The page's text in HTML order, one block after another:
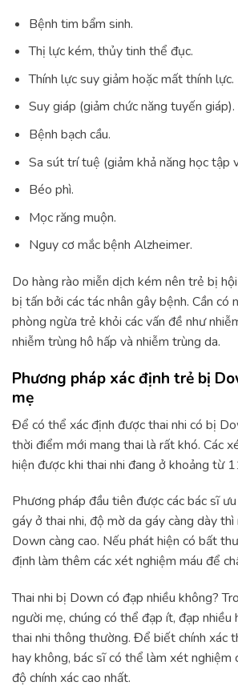
Bệnh tim bẩm sinh.
Thị lực kém, thủy tinh thể đục.
Thính lực suy giảm hoặc mất thính lực.
Suy giáp (giảm chức năng tuyến giáp).
Bệnh bạch cầu.
Sa sút trí tuệ (giảm khả năng học tập
Béo phì.
Mọc răng muộn.
Nguy cơ mắc bệnh Alzheimer.
Do hàng rào miễn dịch kém nên trẻ bị
bị tấn bởi các tác nhân gây bệnh. Cần có
phòng ngừa trẻ khỏi các vấn đề như
nhiễm trùng hô hấp và nhiễm trùng da.
Phương pháp xác định trẻ bị
mẹ
Để có thể xác định được thai nhi có bị
thời điểm mới mang thai là rất khó. Các
hiện được khi thai nhi đang ở khoảng từ
Phương pháp đầu tiên được các bác sĩ
gáy ở thai nhi, độ mờ da gáy càng dày
Down càng cao. Nếu phát hiện có bất
định làm thêm các xét nghiệm máu để
Thai nhi bị Down có đạp nhiều không?
người mẹ, chúng có thể đạp ít, đạp nhiều
thai nhi thông thường. Để biết chính xác
hay không, bác sĩ có thể làm xét nghiệm
độ chính xác cao nhất.